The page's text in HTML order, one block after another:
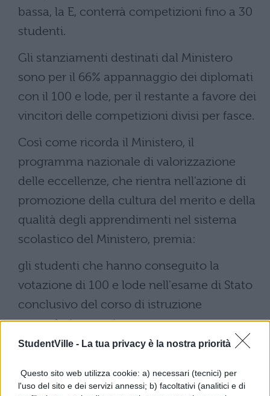
StudentVille - La tua privacy è la nostra priorità
Questo sito web utilizza cookie: a) necessari (tecnici) per
l'uso del sito e dei servizi annessi; b) facoltativi (analitici e di
bassa, la E, conterrà competizioni fino a 30
studenti.
Gli stanziamenti destinati dal Ministero
sono per il 66% appannaggio dei diplomati
con il 100 e lode, per il restante a favore dei
vincitori delle competizioni divisi per fasce.
Così come ricorda il Ministero, il
programma nazionale di valorizzazione
delle eccellenze, che rientra nell'azione di
promozione della cultura del merito e della
qualità degli apprendimenti nel sistema
scolastico del Ministero, premia:
gli studenti che hanno conseguito la
votazione di 100 e lode nell'esame di Stato
conclusivo del corso di istruzione
secondaria superiore;
gli studenti vincitori delle competizioni,
nazionali e internazionali, riconosciute nel
programma annuale di promozione delle